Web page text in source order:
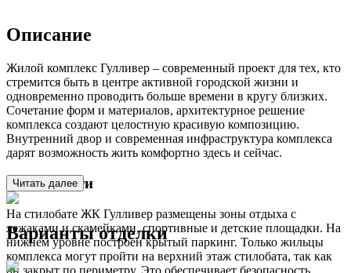
Описание
Жилой комплекс Гулливер – современный проект для тех, кто
стремится быть в центре активной городской жизни и
одновременно проводить больше времени в кругу близких.
Сочетание форм и материалов, архитектурное решение
комплекса создают целостную красивую композицию.
Внутренний двор и современная инфраструктура комплекса
дарят возможность жить комфортно здесь и сейчас.
Особенности
На стилобате ЖК Гулливер размещены зоны отдыха с
лежаками и скамейками, спортивные и детские площадки. На
нижнем уровне построен крытый паркинг. Только жильцы
комплекса могут пройти на верхний этаж стилобата, так как
он закрыт по периметру. Это обеспечивает безопасность
Читать далее
Варианты отделки